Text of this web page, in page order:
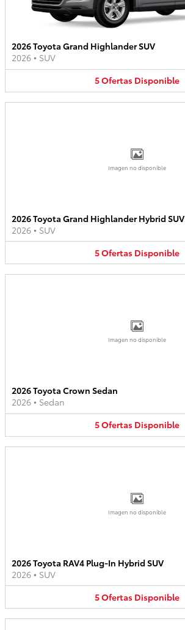
2026 Toyota Grand Highlander SUV
2026 • SUV
5Ofertas Disponible
Imagen no disponible
2026 Toyota Grand Highlander Hybrid SUV
2026 • SUV
5Ofertas Disponible
Imagen no disponible
2026 Toyota Crown Sedan
2026 • Sedan
5Ofertas Disponible
Imagen no disponible
2026 Toyota RAV4 Plug-In Hybrid SUV
2026 • SUV
5Ofertas Disponible